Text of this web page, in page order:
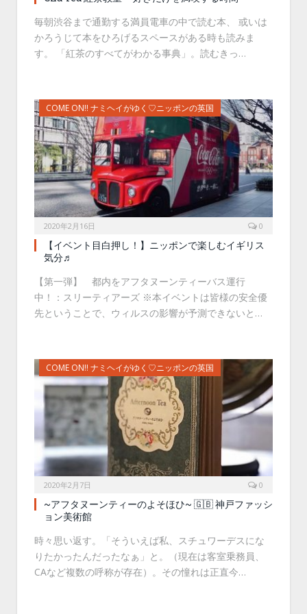
毎朝渋谷まで通勤する満員電車の中で読む本、 或いは
かろうじて本をひろげるスペースがある時も読みま
す。 「紅茶のすべてがわかる事典」。読むきっ…
COME ON!! ナミヘイがゆく♡ニッポンの英国
2020年2月16日 0
【イベント目白押し！】ニッポンで楽しむイギリス
気分♬
【第一弾】 都内をアフタヌーンティーバス運行
中！：スリーティアーズ ※本イベントは皆様の安全優
先ということで、ウィルスの影響が予測できないと…
COME ON!! ナミヘイがゆく♡ニッポンの英国
2020年2月7日 0
~アフタヌーンティーのよそほひ~ 🇬🇧 神戸ファッシ
ョン美術館
時々思い返す。「そういえば私、スチュワーデスにな
りたかったんだったなぁ」と。（現在は客室乗務員、
CAなど複数の呼称が存在）。その憧れは正直今…